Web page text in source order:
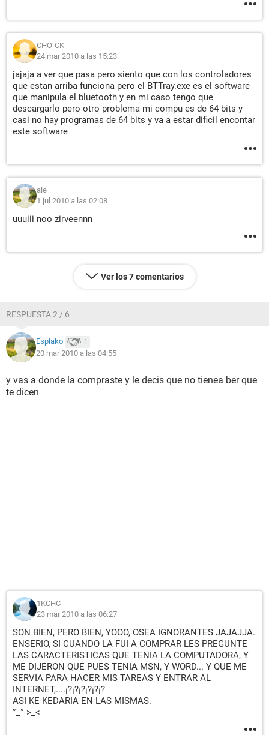
CHO-CK
24 mar 2010 a las 15:23
jajaja a ver que pasa pero siento que con los controladores
que estan arriba funciona pero el BTTray.exe es el software
que manipula el bluetooth y en mi caso tengo que
descargarlo pero otro problema mi compu es de 64 bits y
casi no hay programas de 64 bits y va a estar dificil encontar
este software
ale
1 jul 2010 a las 02:08
uuuiii noo zirveennn
Ver los 7 comentarios
RESPUESTA 2 / 6
Esplako 1
20 mar 2010 a las 04:55
y vas a donde la compraste y le decis que no tienea ber que
te dicen
1KCHC
23 mar 2010 a las 06:27
SON BIEN, PERO BIEN, YOOO, OSEA IGNORANTES JAJAJJA.
ENSERIO, SI CUANDO LA FUI A COMPRAR LES PREGUNTE
LAS CARACTERISTICAS QUE TENIA LA COMPUTADORA, Y
ME DIJERON QUE PUES TENIA MSN, Y WORD... Y QUE ME
SERVIA PARA HACER MIS TAREAS Y ENTRAR AL
INTERNET,....¡?¡?¡?¡?¡?¡?
ASI KE KEDARIA EN LAS MISMAS.
°_° >_<